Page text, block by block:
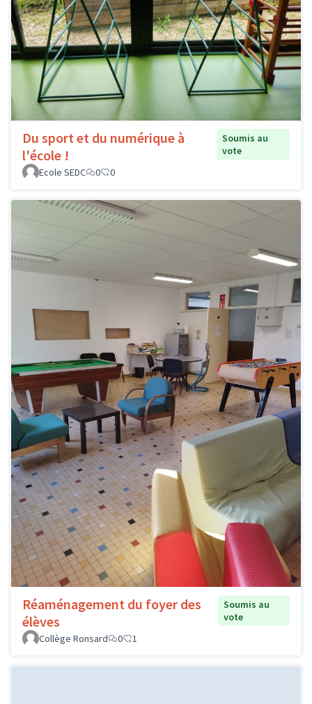
Du sport et du numérique à
l'école !
Soumis au
vote
Ecole SEDC
0 0
Réaménagement du foyer des
élèves
Soumis au
vote
Collège Ronsard
0 1